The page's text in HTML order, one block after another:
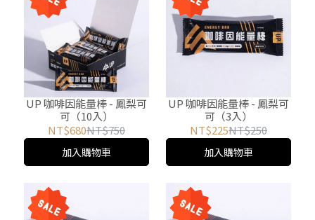
UP 咖啡因能量棒 - 鳳梨可
可（10入）
NT$680NT$750
加入購物車
UP 咖啡因能量棒 - 鳳梨可
可（3入）
NT$225NT$250
加入購物車